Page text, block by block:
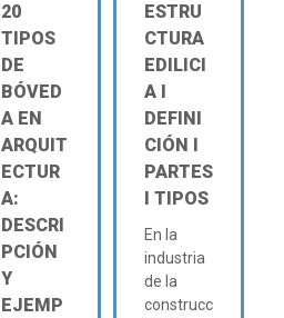
20
TIPOS
DE
BÓVED
A EN
ARQUIT
ECTUR
A:
DESCRI
PCIÓN
Y
EJEMP
ESTRU
CTURA
EDILICI
A Ι
DEFINI
CIÓN Ι
PARTES
Ι TIPOS
En la
industria
de la
construcc